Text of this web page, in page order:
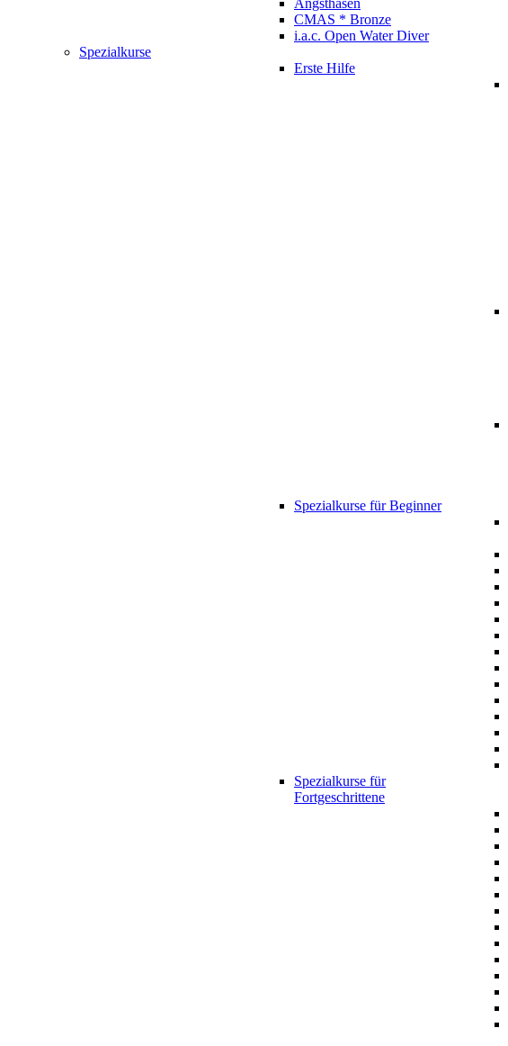
Angsthasen
CMAS * Bronze
i.a.c. Open Water Diver
Spezialkurse
Erste Hilfe
Spezialkurse für Beginner
Spezialkurse für
Fortgeschrittene